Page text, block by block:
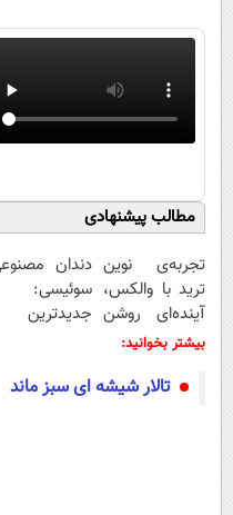
مطالب پیشنهادی
تجربه‌ی نوین
ترید با والکس،
آینده‌ای روشن
در انتظار
دندان
سوئیسی:
جدیدترین
پرداخت قسطی
بیشتر بخوانید:
تالار شیشه ای سبز ماند